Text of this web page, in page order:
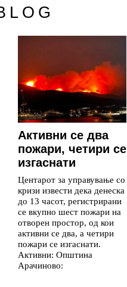
Aктивни се два
пожари, четири се
изгаснати
Центарот за управување со
кризи извести дека денеска
до 13 часот, регистрирани
се вкупно шест пожари на
отворен простор, од кои
активни се два, а четири
пожари се изгаснати.
Активни: Општина
Арачиново: